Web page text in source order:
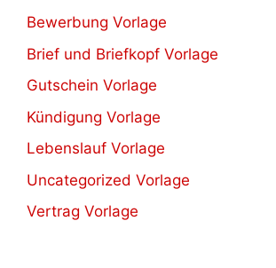
Bewerbung Vorlage
Brief und Briefkopf Vorlage
Gutschein Vorlage
Kündigung Vorlage
Lebenslauf Vorlage
Uncategorized Vorlage
Vertrag Vorlage